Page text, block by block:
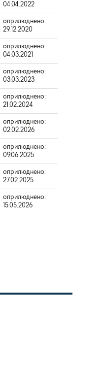
04.04.2022
оприлюднено:
29.12.2020
оприлюднено:
04.03.2021
оприлюднено:
03.03.2023
оприлюднено:
21.02.2024
оприлюднено:
02.02.2026
оприлюднено:
09.06.2025
оприлюднено:
27.02.2025
оприлюднено:
15.05.2026